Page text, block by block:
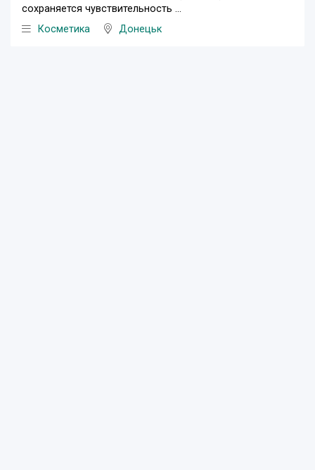
сохраняется чувствительность ...
Косметика
Донецьк